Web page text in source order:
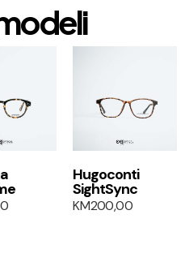
1+1
Hugoconti
SightSync
KM200,00